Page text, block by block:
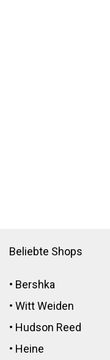
Beliebte Shops
• Bershka
• Witt Weiden
• Hudson Reed
• Heine